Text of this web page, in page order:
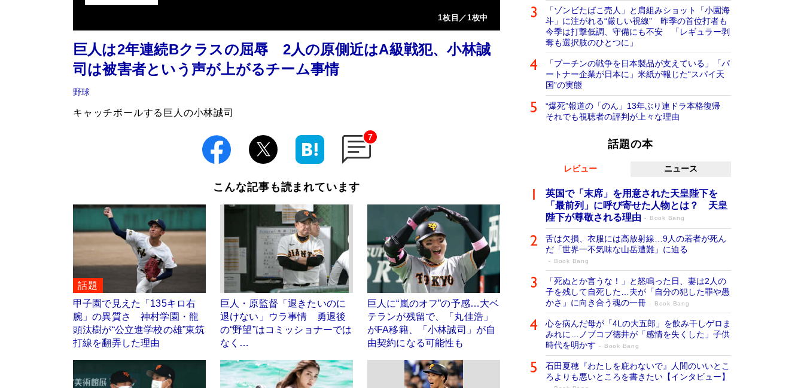
1枚目／1枚中
巨人は2年連続Bクラスの屈辱 2人の原側近はA級戦犯、小林誠
司は被害者という声が上がるチーム事情
野球
キャッチボールする巨人の小林誠司
7
こんな記事も読まれています
話題
甲子園で見えた「135キロ右
腕」の異質さ 神村学園・龍
頭汰樹が“公立進学校の雄”東筑
打線を翻弄した理由
巨人・原監督「退きたいのに
退けない」ウラ事情 勇退後
の“野望”はコミッショナーでは
なく…
巨人に“嵐のオフ”の予感…大ベ
テランが残留で、「丸佳浩」
がFA移籍、「小林誠司」が自
由契約になる可能性も
「ゾンビたばこ売人」と肩組みショット「小園海
斗」に注がれる“厳しい視線” 昨季の首位打者も
今季は打撃低調、守備にも不安 「レギュラー剥
奪も選択肢のひとつに」
「プーチンの戦争を日本製品が支えている」「パ
ートナー企業が日本に」米紙が報じた“スパイ天
国”の実態
“爆死”報道の「のん」13年ぶり連ドラ本格復帰
それでも視聴者の評判が上々な理由
話題の本
レビュー ニュース
英国で「末席」を用意された天皇陛下を
「最前列」に呼び寄せた人物とは？ 天皇
陛下が尊敬される理由
Book Bang
舌は欠損、衣服には高放射線…9人の若者が死ん
だ「世界一不気味な山岳遭難」に迫る
Book Bang
「死ぬとか言うな！」と怒鳴った日、妻は2人の
子を残して自死した…夫が「自分の犯した罪や愚
かさ」に向き合う魂の一冊
Book Bang
心を病んだ母が「4Lの大五郎」を飲み干しゲロま
みれに…ノブコブ徳井が「感情を失くした」子供
時代を明かす
Book Bang
石田夏穂『わたしを庇わないで』人間のいいとこ
ろよりも悪いところを書きたい【インタビュー】